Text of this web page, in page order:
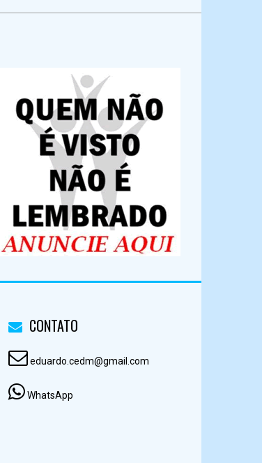
CONTATO
eduardo.cedm@gmail.com
WhatsApp